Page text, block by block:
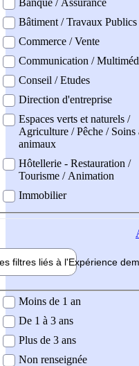
Bâtiment / Travaux Publics
Commerce / Vente
Communication /
Conseil / Etudes
Direction d'entreprise
Espaces verts et naturels /
Agriculture / Pêche / Soins
animaux
Hôtellerie - Restauration /
Tourisme / Animation
Immobilier
filtres liés à l'Expérience
demandée
Moins de 1 an
De 1 à 3 ans
Plus de 3 ans
Non renseignée